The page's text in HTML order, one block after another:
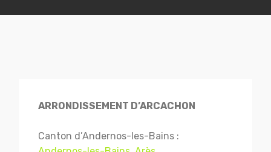
ARRONDISSEMENT D’ARCACHON
Canton d’Andernos-les-Bains :